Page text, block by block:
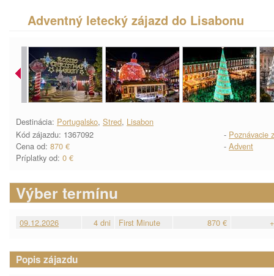
Adventný letecký zájazd do Lisabonu
Destinácia: Portugalsko, Stred, Lisabon
Kód zájazdu: 1367092
Cena od: 870 €
Príplatky od: 0 €
- Poznávacie
- Advent
Výber termínu
09.12.2026 4 dni First Minute 870 €
Popis zájazdu